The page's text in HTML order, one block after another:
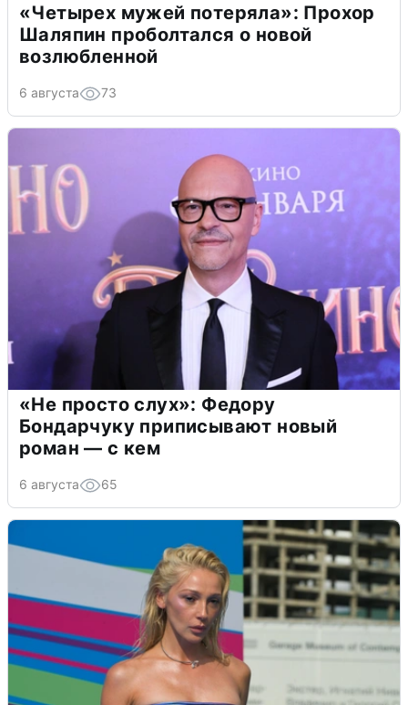
«Четырех мужей потеряла»: Прохор
Шаляпин проболтался о новой
возлюбленной
6 августа 73
«Не просто слух»: Федору
Бондарчуку приписывают новый
роман — с кем
6 августа 65